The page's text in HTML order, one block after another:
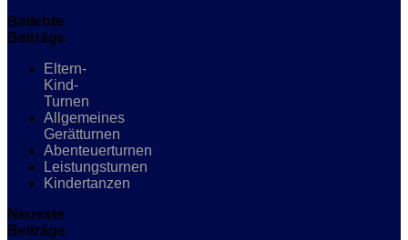
Beliebte
Beiträge
Eltern-
Kind-
Turnen
Allgemeines
Gerätturnen
Abenteuerturnen
Leistungsturnen
Kindertanzen
Neueste
Beiträge